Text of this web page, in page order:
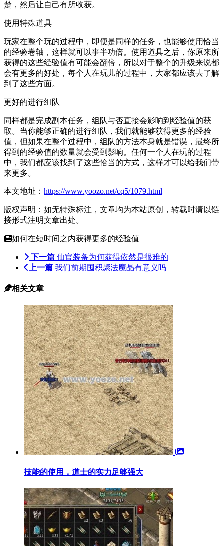
楚，然后让自己有所收获。
使用特殊道具
玩家在整个玩的过程中，即便是同样的任务，也能够使用恰当
的经验卷轴，这样就可以事半功倍。使用道具之后，你原来所
获得的这些经验值有可能会翻倍，所以对于整个的升级来说都
会有更多的好处，每个人在玩儿的过程中，大家都应该去了解
到了这些方面。
更好的进行组队
同样都是完成副本任务，组队与否直接会影响到经验值的获
取。当你能够正确的进行组队，我们就能够获得更多的经验
值，但如果在整个过程中，组队的方法本身就是错误，最终所
得到的经验值的数量就会受到影响。任何一个人在玩的过程
中，我们都应该找到了这些恰当的方式，这样才可以给我们带
来更多。
本文地址： https://www.yoozo.net/cq5/1079.html
版权声明：如无特殊标注，文章均为本站原创，转载时请以链
接形式注明文章出处。
如何在短时间之内获得更多的经验值
下一篇 仙官装备为何获得依然是很难的
上一篇 我们前期囤积聚法魔晶有意义吗
相关文章
技能的使用，道士的实力足够强大